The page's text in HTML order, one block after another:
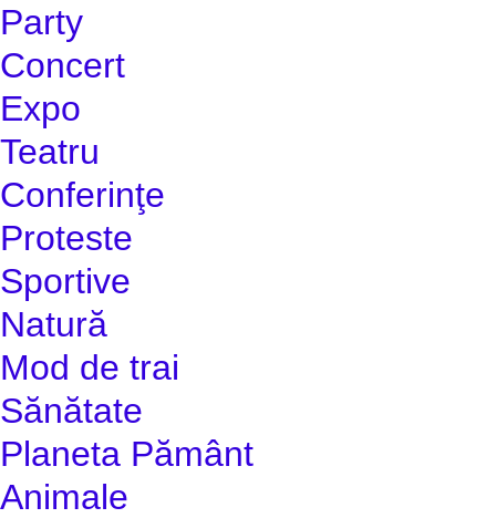
Party
Concert
Expo
Teatru
Conferinţe
Proteste
Sportive
Natură
Mod de trai
Sănătate
Planeta Pământ
Animale